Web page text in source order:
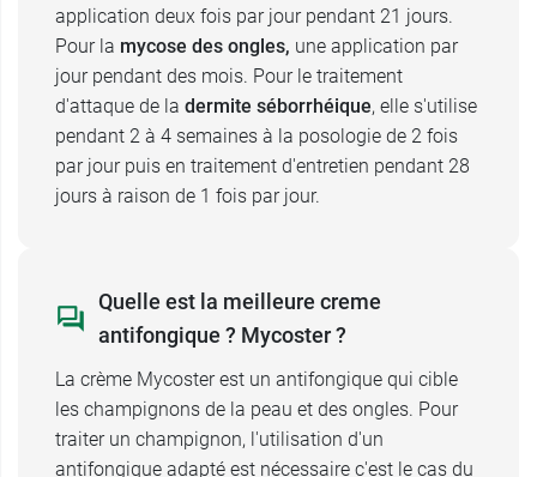
application deux fois par jour pendant 21 jours.
Pour la mycose des ongles, une application par
jour pendant des mois. Pour le traitement
d'attaque de la dermite séborrhéique, elle s'utilise
pendant 2 à 4 semaines à la posologie de 2 fois
par jour puis en traitement d'entretien pendant 28
jours à raison de 1 fois par jour.
Quelle est la meilleure creme
antifongique ? Mycoster ?
La crème Mycoster est un antifongique qui cible
les champignons de la peau et des ongles. Pour
traiter un champignon, l'utilisation d'un
antifongique adapté est nécessaire c'est le cas du